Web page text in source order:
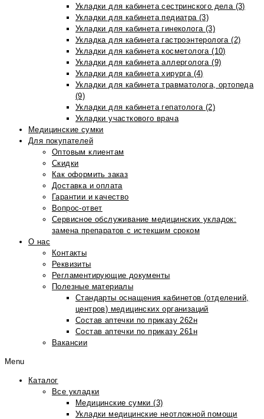
Укладки для кабинета сестринского дела (3)
Укладки для кабинета педиатра (3)
Укладки для кабинета гинеколога (3)
Укладка для кабинета гастроэнтеролога (2)
Укладки для кабинета косметолога (10)
Укладки для кабинета аллерголога (9)
Укладки для кабинета хирурга (4)
Укладки для кабинета травматолога, ортопеда
(9)
Укладки для кабинета гепатолога (2)
Укладки участкового врача
Медицинские сумки
Для покупателей
Оптовым клиентам
Скидки
Как оформить заказ
Доставка и оплата
Гарантии и качество
Вопрос-ответ
Сервисное обслуживание медицинских укладок:
замена препаратов с истекшим сроком
О нас
Контакты
Реквизиты
Регламентирующие документы
Полезные материалы
Стандарты оснащения кабинетов (отделений,
центров) медицинских организаций
Состав аптечки по приказу 262н
Состав аптечки по приказу 261н
Вакансии
Menu
Каталог
Все укладки
Медицинские сумки (3)
Укладки медицинские неотложной помощи